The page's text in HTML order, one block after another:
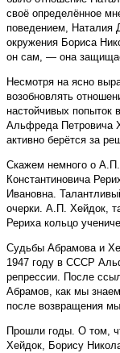
своё определённое
поведением, Наталия
окружения Бориса
он сам, — она
Несмотря на ясно
возобновлять
настойчивых попыток
Альфреда Петровича
активно берётся за
Скажем немного о
Константиновича
Ивановна.
очерки. А.П. Хейдок,
Рериха кольцо
Судьбы Абрамова и
1947 году в СССР
репрессии. После
Абрамов, как мы
после возвращения
Прошли годы. О том,
Хейдок, Борису